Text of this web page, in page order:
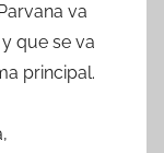
va
que se va
principal.